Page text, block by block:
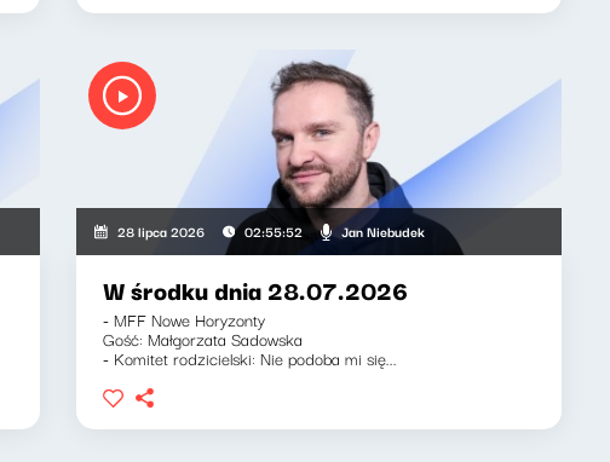
28 lipca 2026 02:55:52 Jan Niebudek
W środku dnia 28.07.2026
- MFF Nowe Horyzonty
Gość: Małgorzata Sadowska
- Komitet rodzicielski: Nie podoba mi się...